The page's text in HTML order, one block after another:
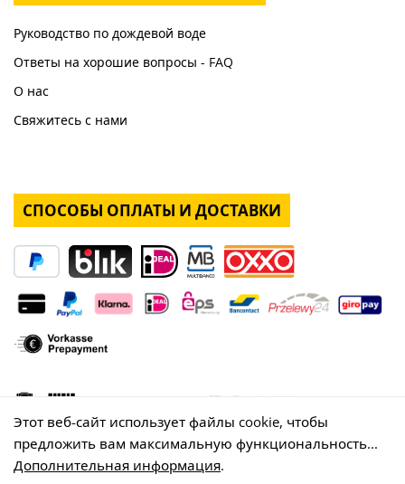
Руководство по дождевой воде
Ответы на хорошие вопросы - FAQ
О нас
Свяжитесь с нами
СПОСОБЫ ОПЛАТЫ И ДОСТАВКИ
Этот веб-сайт использует файлы cookie, чтобы
предложить вам максимальную функциональность...
Дополнительная информация.